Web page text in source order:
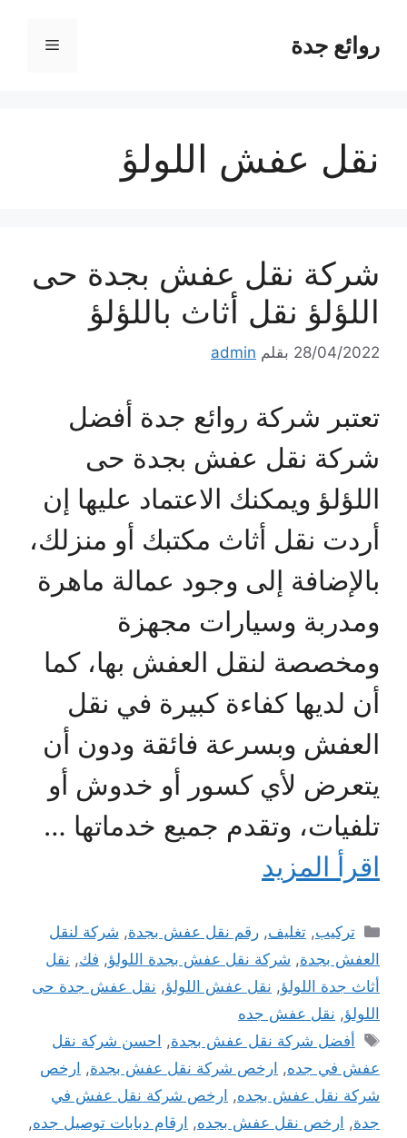
المحتوىروائع جدة القائمة
نقل عفش اللولؤ
شركة نقل عفش بجدة حى
اللؤلؤ نقل أثاث باللؤلؤ
28/04/2022 بقلم admin
تعتبر شركة روائع جدة أفضل
شركة نقل عفش بجدة حى
اللؤلؤ ويمكنك الاعتماد عليها إن
أردت نقل أثاث مكتبك أو منزلك،
بالإضافة إلى وجود عمالة ماهرة
ومدربة وسيارات مجهزة
ومخصصة لنقل العفش بها، كما
أن لديها كفاءة كبيرة في نقل
العفش وبسرعة فائقة ودون أن
يتعرض لأي كسور أو خدوش أو
تلفيات، وتقدم جميع خدماتها …
اقرأ المزيد
التصنيفات
تركيب,تغليف,رقم نقل عفش بجدة, شركة لنقل
العفش بجدة, شركة نقل عفش بجدة اللولؤ, فك, نقل
أثاث جدة اللولؤ, نقل عفش اللولؤ, نقل عفش جدة حى
اللولؤ, نقل عفش جده
الوسوم
أفضل شركة نقل عفش بجدة, احسن شركة نقل
عفش في جده, ارخص شركة نقل عفش بجدة, ارخص
شركة نقل عفش بجده, ارخص شركة نقل عفش في
جدة, ارخص نقل عفش بجده, ارقام دبابات توصيل جده,